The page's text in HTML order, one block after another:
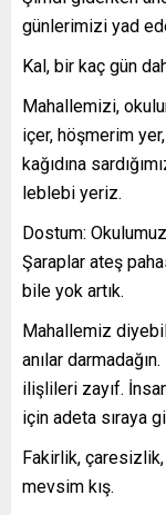
günlerimizi yad
Kal, bir kaç gün
Mahallemizi,
içer, höşmerim
kağıdına
leblebi yeriz.
Dostum: Okulumuz
Şaraplar ateş
bile yok artık.
Mahallemiz
anılar
ilişlileri zayıf.
için adeta sıraya
Fakirlik,
mevsim kış.